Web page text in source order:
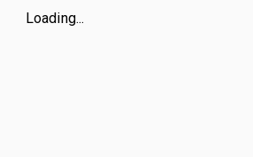
Loading...